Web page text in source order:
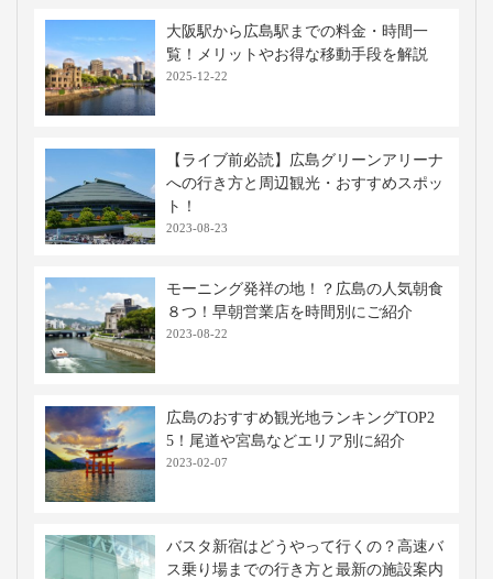
大阪駅から広島駅までの料金・時間一
覧！メリットやお得な移動手段を解説
2025-12-22
【ライブ前必読】広島グリーンアリーナ
への行き方と周辺観光・おすすめスポッ
ト！
2023-08-23
モーニング発祥の地！？広島の人気朝食
８つ！早朝営業店を時間別にご紹介
2023-08-22
広島のおすすめ観光地ランキングTOP2
5！尾道や宮島などエリア別に紹介
2023-02-07
バスタ新宿はどうやって行くの？高速バ
ス乗り場までの行き方と最新の施設案内